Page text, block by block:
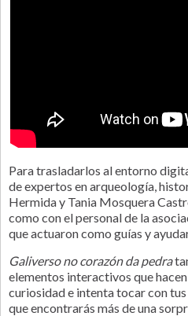
Para trasladarlos al entorno
de expertos en arqueología,
Hermida y Tania Mosquera
como con el personal de la
que actuaron como guías y
Galiverso no corazón da pedra
elementos interactivos que
curiosidad e intenta tocar con
que encontrarás más de una